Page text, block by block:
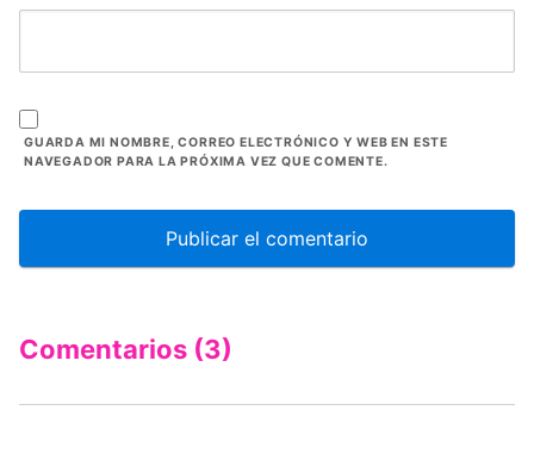
GUARDA MI NOMBRE, CORREO ELECTRÓNICO Y WEB EN ESTE
NAVEGADOR PARA LA PRÓXIMA VEZ QUE COMENTE.
Comentarios (3)